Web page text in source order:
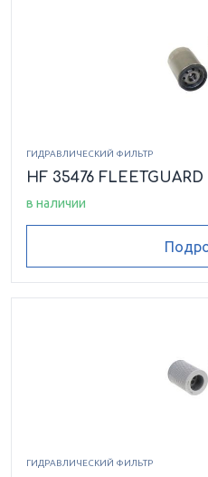
ГИДРАВЛИЧЕСКИЙ ФИЛЬТР
HF 35476 FLEETGUARD
в наличии
ГИДРАВЛИЧЕСКИЙ ФИЛЬТР